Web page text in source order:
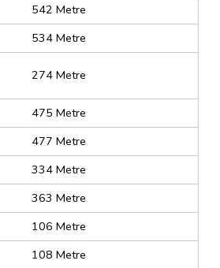
542 Metre
534 Metre
274 Metre
475 Metre
477 Metre
334 Metre
363 Metre
106 Metre
108 Metre